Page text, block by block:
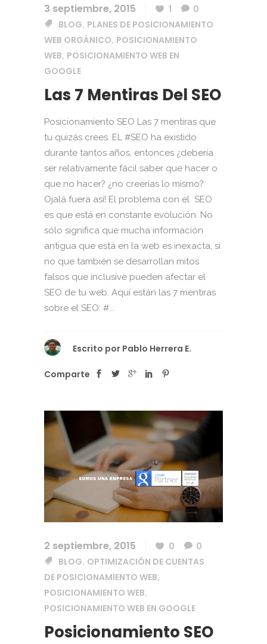
3 septiembre, 2015 1
0
BLOG, PLANES DE POSICIONAMIENTO
WEB ORGÁNICO, POSICIONAMIENTO
WEB, POSICIONAMIENTO WEB EN
GOOGLE
Las 7 Mentiras Del SEO
Posicionamiento SEO Las 7 mentiras que
tu quizás crees. EL #SEO ha existido
durante tantos años, entonces ¿debería
ser relativamente fácil saber que hacer o
que no hacer? ¿no creerías lo mismo?
Ojalá fuera así! El problema con el SEO
es que está en constante evolución. No
sólo significa que mucha información
antigua que está en la web es inexacta, si
no que también se desarrollan mitos
falsos que inclusive pueden afectar el
SEO de tu web. Aquí están las 7 mentiras
sobre el SEO: #...
Escrito por Pablo Herrera E.
Comparte
2 septiembre, 2015 0
0
BLOG, OPTIMIZACIÓN DE CUENTAS
DE POSICIONAMIENTO WEB,
POSICIONAMIENTO WEB,
POSICIONAMIENTO WEB EN GOOGLE
Posicionamiento SEO